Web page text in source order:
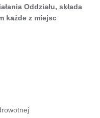
Oddziału, składa
każde z miejsc